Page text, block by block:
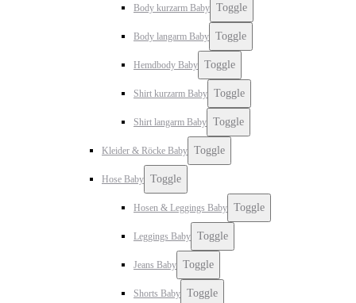
Body kurzarm Baby Toggle
Body langarm Baby Toggle
Hemdbody Baby Toggle
Shirt kurzarm Baby Toggle
Shirt langarm Baby Toggle
Kleider & Röcke Baby Toggle
Hose Baby Toggle
Hosen & Leggings Baby Toggle
Leggings Baby Toggle
Jeans Baby Toggle
Shorts Baby Toggle